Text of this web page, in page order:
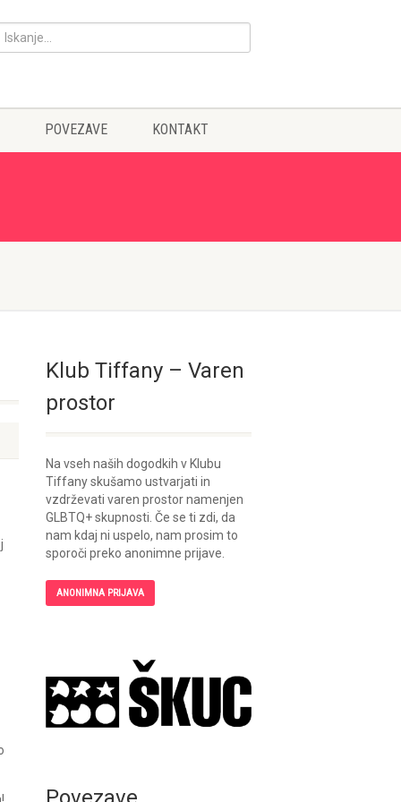
POVEZAVE KONTAKT
Klub Tiffany – Varen
prostor
Na vseh naših dogodkih v Klubu
Tiffany skušamo ustvarjati in
vzdrževati varen prostor namenjen
GLBTQ+ skupnosti. Če se ti zdi, da
nam kdaj ni uspelo, nam prosim to
sporoči preko anonimne prijave.
ANONIMNA PRIJAVA